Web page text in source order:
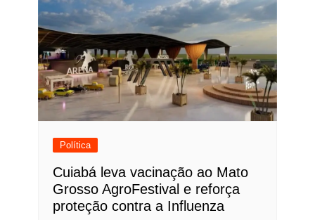
Política
Cuiabá leva vacinação ao Mato
Grosso AgroFestival e reforça
proteção contra a Influenza